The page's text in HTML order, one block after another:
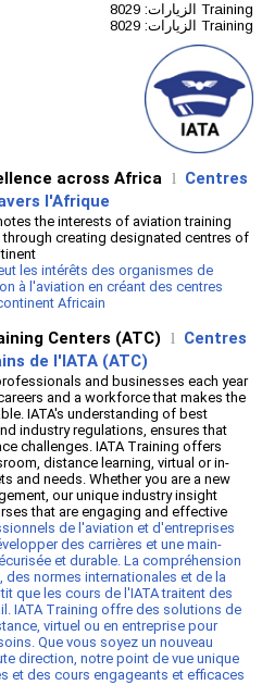
Designated Centers of
d'Excellence Désignés à
AATO designs, develops and promotes
and aviation training organisations
excellence across the African continent.
AATO conçoit, développe et promeut
formation à l'aviation et de formation à
d'excellence désignés sur tout le
IATA African Authorized
de Formation Agréés Africains
IATA trains thousands of aviation
with a commitment to developing
industry safe, secure, and sustainable.
practice, international standards, and
IATA courses address real workplace
flexible training solutions in a classroom,
company format to meet all budgets and
recruit, a specialist or senior
guarantees diplomas and courses
L'IATA forme des milliers de
chaque année en s'engageant à
d'œuvre qui rend l'industrie sûre,
par l'IATA des meilleures pratiques, des
réglementation de l'industrie garantit
problèmes réels sur le lieu de travail.
formation flexibles en classe, à distance,
répondre à tous les budgets et besoins.
recruteur, un spécialiste ou une haute
de l'industrie garantit des diplômes et